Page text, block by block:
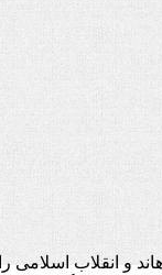
و انقلاب اسلامی